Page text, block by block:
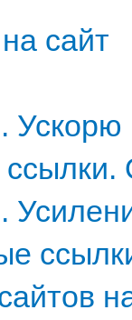
сайт